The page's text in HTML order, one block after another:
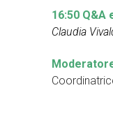
16:50 Q&A
Claudia